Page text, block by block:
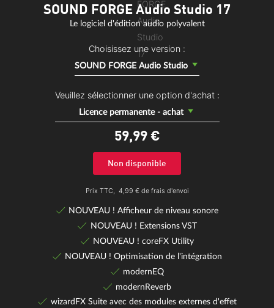
SOUND FORGE Audio Studio 17
Le logiciel d'édition audio polyvalent
Choisissez une version :
SOUND FORGE Audio Studio
Veuillez sélectionner une option d'achat :
Licence permanente - achat
59,99€
Non disponible
Prix TTC, 4,99 € de frais d'envoi
NOUVEAU ! Afficheur de niveau sonore
NOUVEAU ! Extensions VST
NOUVEAU ! coreFX Utility
NOUVEAU ! Optimisation de l'intégration
modernEQ
modernReverb
wizardFX Suite avec des modules externes d'effet